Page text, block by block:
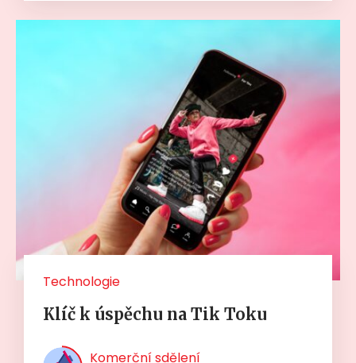
Technologie
Klíč k úspěchu na Tik Toku
Komerční sdělení